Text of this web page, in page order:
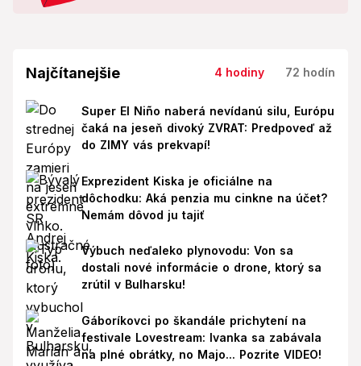
Najčítanejšie 4 hodiny 72 hodín
Super El Niño naberá nevídanú silu, Európu
čaká na jeseň divoký ZVRAT: Predpoveď až
do ZIMY vás prekvapí!
Exprezident Kiska je oficiálne na
dôchodku: Aká penzia mu cinkne na účet?
Nemám dôvod ju tajiť
Výbuch neďaleko plynovodu: Von sa
dostali nové informácie o drone, ktorý sa
zrútil v Bulharsku!
Gáboríkovci po škandále prichytení na
festivale Lovestream: Ivanka sa zabávala
na plné obrátky, no Majo... Pozrite VIDEO!